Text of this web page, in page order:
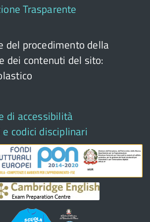
Trasparente
del procedimento della
dei contenuti del sito:
di accessibilità
codici disciplinari